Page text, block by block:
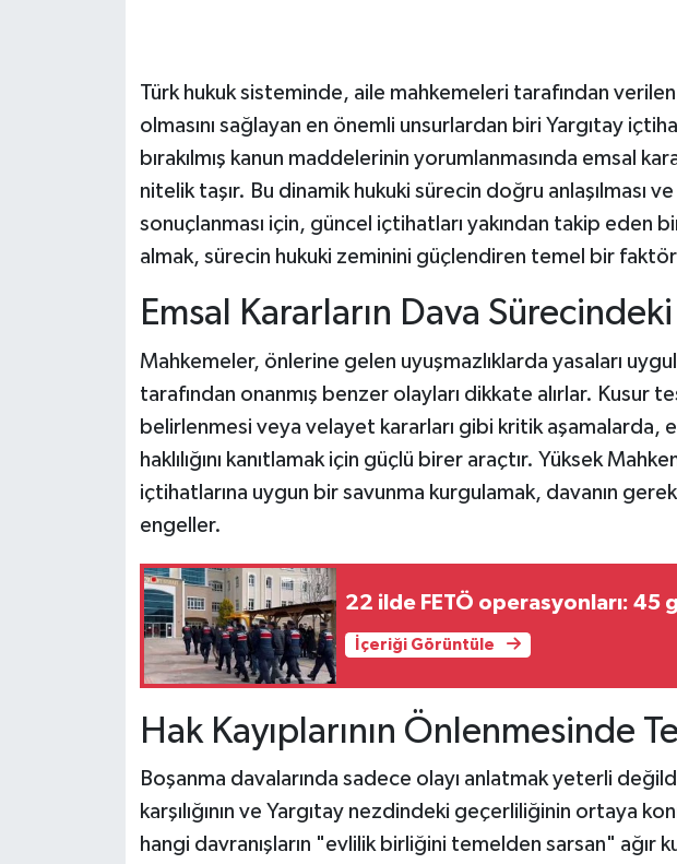
Türk hukuk sisteminde, aile mahkemeleri tarafından
olmasını sağlayan en önemli unsurlardan biri Yargıtay
bırakılmış kanun maddelerinin yorumlanmasında emsal
nitelik taşır. Bu dinamik hukuki sürecin doğru anlaşılması
sonuçlanması için, güncel içtihatları yakından takip eden
almak, sürecin hukuki zeminini güçlendiren temel bir
Emsal Kararların Dava Sürecindeki
Mahkemeler, önlerine gelen uyuşmazlıklarda yasaları
tarafından onanmış benzer olayları dikkate alırlar. Kusur
belirlenmesi veya velayet kararları gibi kritik aşamalarda,
haklılığını kanıtlamak için güçlü birer araçtır. Yüksek
içtihatlarına uygun bir savunma kurgulamak, davanın
engeller.
22 ilde FETÖ operasyonları: 45
İçeriği Görüntüle
Hak Kayıplarının Önlenmesinde
Boşanma davalarında sadece olayı anlatmak yeterli
karşılığının ve Yargıtay nezdindeki geçerliliğinin ortaya
hangi davranışların "evlilik birliğini temelden sarsan" ağır